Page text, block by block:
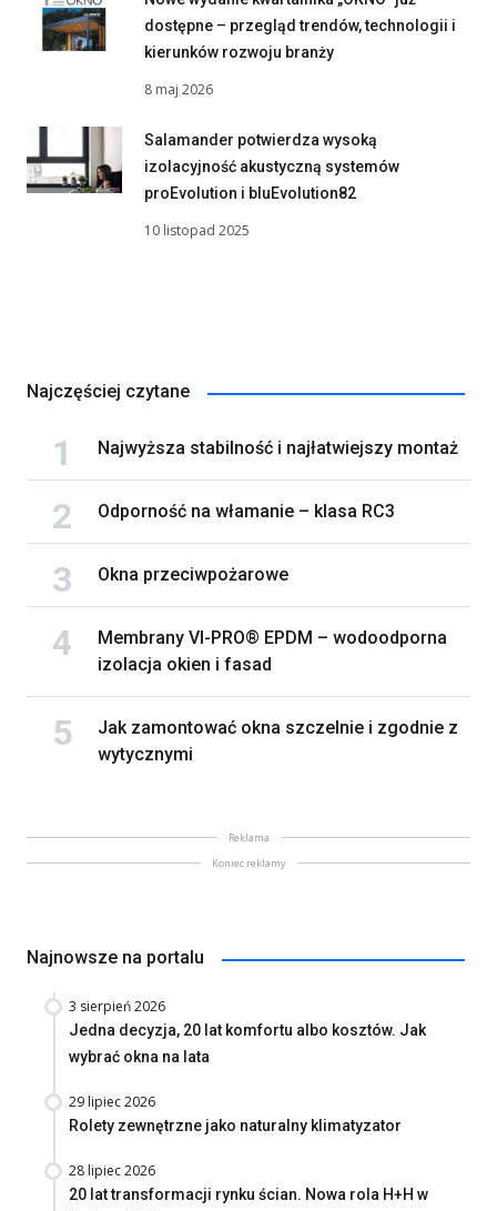
dostępne – przegląd trendów, technologii i
kierunków rozwoju branży
8 maj 2026
Salamander potwierdza wysoką
izolacyjność akustyczną systemów
proEvolution i bluEvolution82
10 listopad 2025
Najczęściej czytane
Najwyższa stabilność i najłatwiejszy montaż
Odporność na włamanie – klasa RC3
Okna przeciwpożarowe
Membrany VI-PRO® EPDM – wodoodporna
izolacja okien i fasad
Jak zamontować okna szczelnie i zgodnie z
wytycznymi
Reklama
Koniec reklamy
Najnowsze na portalu
3 sierpień 2026
Jedna decyzja, 20 lat komfortu albo kosztów. Jak
wybrać okna na lata
29 lipiec 2026
Rolety zewnętrzne jako naturalny klimatyzator
28 lipiec 2026
20 lat transformacji rynku ścian. Nowa rola H+H w